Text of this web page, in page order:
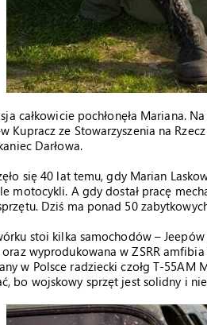
całkowicie pochłonęła Mariana.
Kupracz ze Stowarzyszenia na
Darłowa.
się 40 lat temu, gdy Marian
motocykli. A gdy dostał pracę
Dziś ma ponad 50
stoi kilka samochodów – Jeepów
wyprodukowana w ZSRR
w Polsce radziecki czołg T-55AM
bo wojskowy sprzęt jest solidny i